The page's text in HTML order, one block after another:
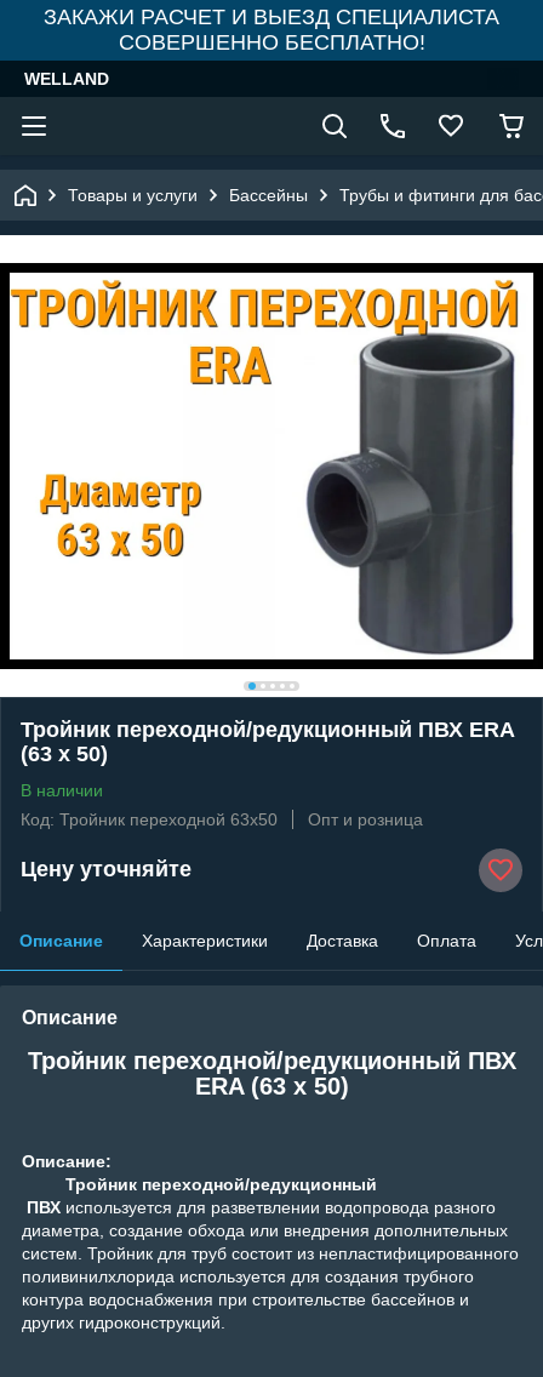
ЗАКАЖИ РАСЧЕТ И ВЫЕЗД СПЕЦИАЛИСТА
СОВЕРШЕННО БЕСПЛАТНО!
WELLAND
Товары и услуги Бассейны Трубы и фитинги для
Тройник переходной/редукционный ПВХ ERA
(63 x 50)
В наличии
Код: Тройник переходной 63x50
Опт и розница
Цену уточняйте
Описание Характеристики Доставка Оплата
Описание
Тройник переходной/редукционный ПВХ
ERA (63 x 50)
Описание:
Тройник переходной/редукционный
ПВХ используется для разветвлении водопровода разного
диаметра, создание обхода или внедрения дополнительных
систем. Тройник для труб состоит из непластифицированного
поливинилхлорида используется для создания трубного
контура водоснабжения при строительстве бассейнов и
других гидроконструкций.